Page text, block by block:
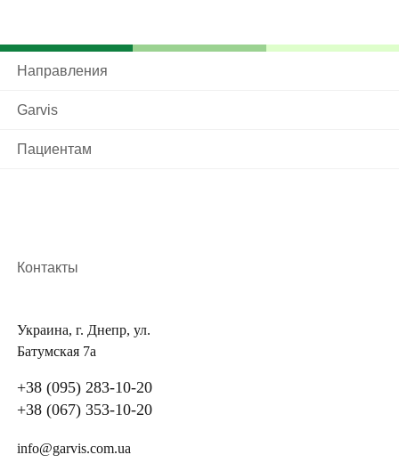
Направления
Garvis
Пациентам
Контакты
Украина, г. Днепр, ул.
Батумская 7а
+38 (095) 283-10-20
+38 (067) 353-10-20
info@garvis.com.ua